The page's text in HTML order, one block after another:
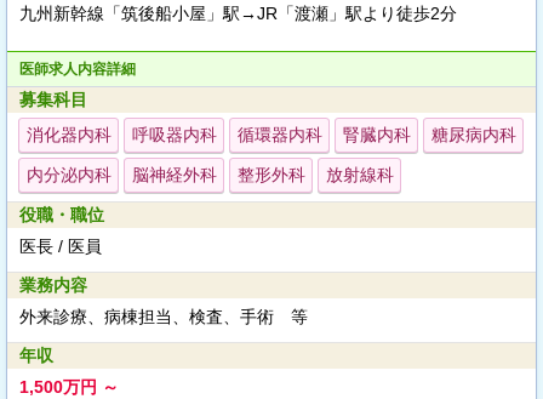
九州新幹線「筑後船小屋」駅→JR「渡瀬」駅より徒歩2分
医師求人内容詳細
募集科目
消化器内科
呼吸器内科 循環器内科 腎臓内科 糖尿病内科
内分泌内科 脳神経外科 整形外科 放射線科
役職・職位
医長 / 医員
業務内容
外来診療、病棟担当、検査、手術 等
年収
1,500万円 ～